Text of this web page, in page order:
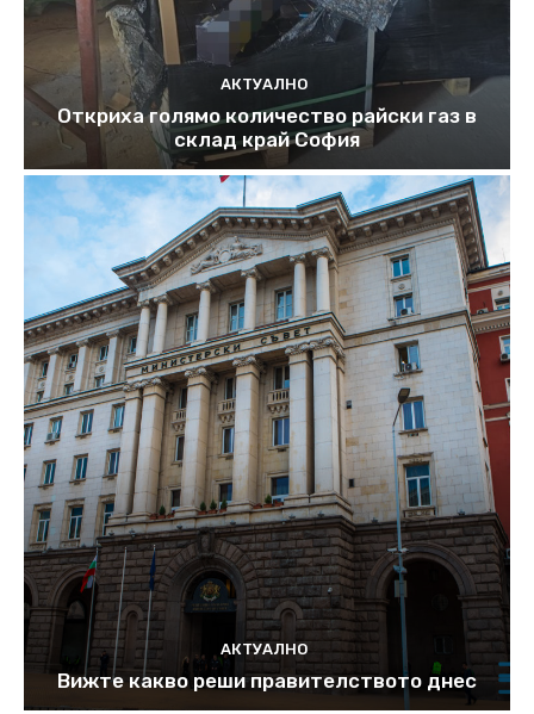
АКТУАЛНО
Откриха голямо количество райски газ в
склад край София
АКТУАЛНО
Вижте какво реши правителството днес